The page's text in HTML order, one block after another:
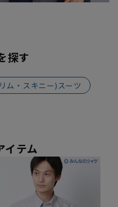
探す
ム・スキニー)スーツ
イテム